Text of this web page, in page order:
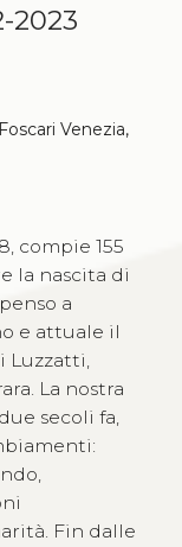
2023
Venezia,
compie 155
la nascita di
a
e attuale il
Luzzatti,
La nostra
secoli fa,
Fin dalle